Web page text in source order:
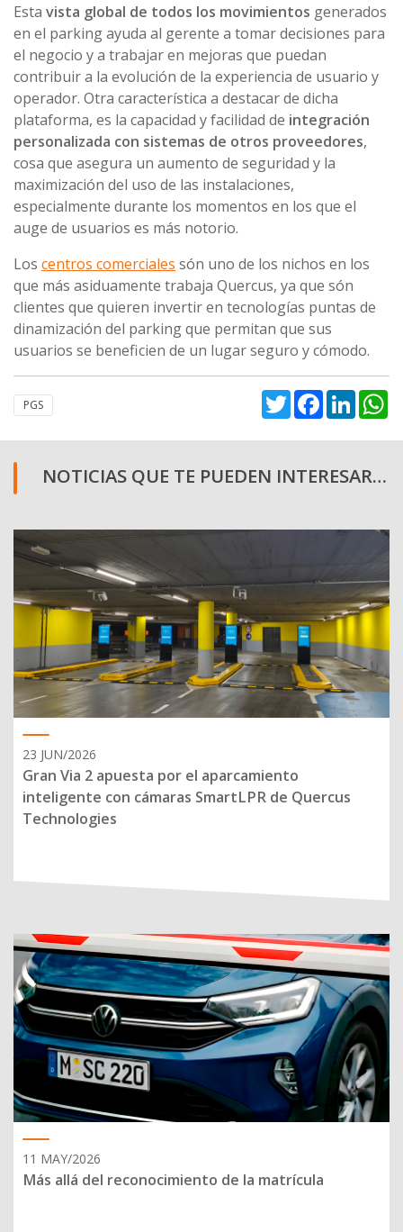
Esta vista global de todos los movimientos generados
en el parking ayuda al gerente a tomar decisiones para
el negocio y a trabajar en mejoras que puedan
contribuir a la evolución de la experiencia de usuario y
operador. Otra característica a destacar de dicha
plataforma, es la capacidad y facilidad de integración
personalizada con sistemas de otros proveedores,
cosa que asegura un aumento de seguridad y la
maximización del uso de las instalaciones,
especialmente durante los momentos en los que el
auge de usuarios es más notorio.
Los centros comerciales són uno de los nichos en los
que más asiduamente trabaja Quercus, ya que són
clientes que quieren invertir en tecnologías puntas de
dinamización del parking que permitan que sus
usuarios se beneficien de un lugar seguro y cómodo.
PGS TwitterFacebook
NOTICIAS QUE TE PUEDEN INTERESAR…
23 JUN/2026
Gran Via 2 apuesta por el aparcamiento
inteligente con cámaras SmartLPR de Quercus
Technologies
11 MAY/2026
Más allá del reconocimiento de la matrícula